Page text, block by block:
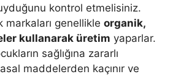
kontrol etmelisiniz.
markaları genellikle organik,
kullanarak üretim yaparlar.
sağlığına zararlı
maddelerden kaçınır ve